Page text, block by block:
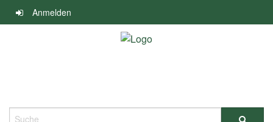
Navigation
überspringen
Anmelden
Suche